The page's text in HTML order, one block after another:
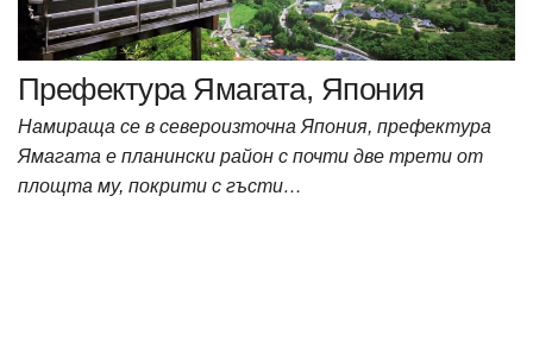
Префектура Ямагата, Япония
Намираща се в североизточна Япония, префектура
Ямагата е планински район с почти две трети от
площта му, покрити с гъсти…